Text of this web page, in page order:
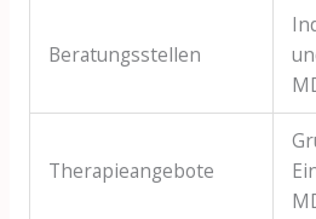
Beratungsstellen
Therapieangebote